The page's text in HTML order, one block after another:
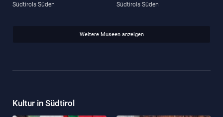
Südtirols Süden Südtirols Süden
Weitere Museen anzeigen
Kultur in Südtirol